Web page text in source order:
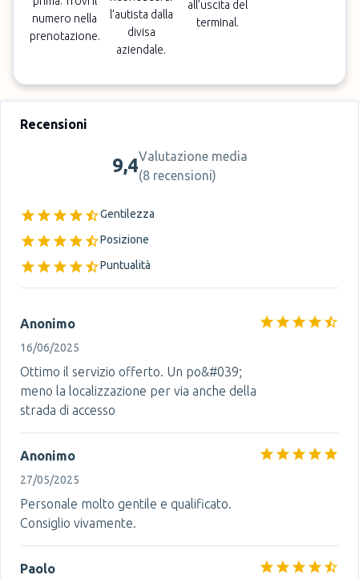
numero nella
prenotazione.
l’autista dalla
divisa
aziendale.
all’uscita del
terminal.
Recensioni
9,4Valutazione media
(8 recensioni)
Gentilezza
Posizione
Puntualità
Anonimo
16/06/2025
Ottimo il servizio offerto. Un po&#039;
meno la localizzazione per via anche della
strada di accesso
Anonimo
27/05/2025
Personale molto gentile e qualificato.
Consiglio vivamente.
Paolo